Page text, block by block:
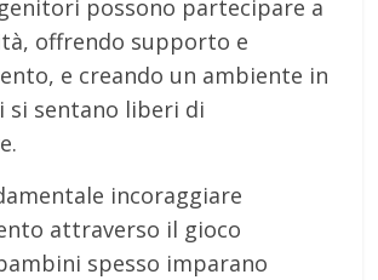
possono partecipare a
offrendo supporto e
e creando un ambiente in
si sentano liberi di
incoraggiare
attraverso il gioco
spesso imparano